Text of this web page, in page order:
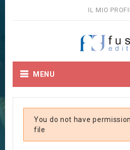
IL MIO
MENU
You do not have
file